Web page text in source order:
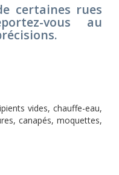
certaines rues
vous au
vides, chauffe-eau,
canapés, moquettes,